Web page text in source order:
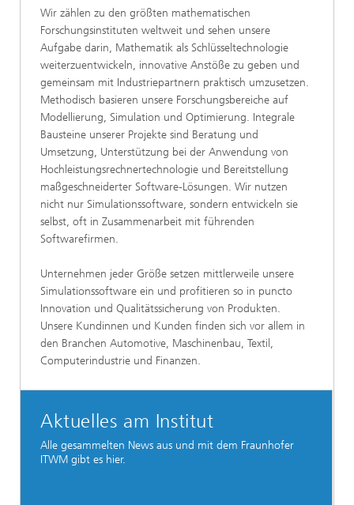
Wir zählen zu den größten mathematischen
Forschungsinstituten weltweit und sehen unsere
Aufgabe darin, Mathematik als Schlüsseltechnologie
weiterzuentwickeln, innovative Anstöße zu geben und
gemeinsam mit Industriepartnern praktisch umzusetzen.
Methodisch basieren unsere Forschungsbereiche auf
Modellierung, Simulation und Optimierung. Integrale
Bausteine unserer Projekte sind Beratung und
Umsetzung, Unterstützung bei der Anwendung von
Hochleistungsrechnertechnologie und Bereitstellung
maßgeschneiderter Software-Lösungen. Wir nutzen
nicht nur Simulationssoftware, sondern entwickeln sie
selbst, oft in Zusammenarbeit mit führenden
Softwarefirmen.
Unternehmen jeder Größe setzen mittlerweile unsere
Simulationssoftware ein und profitieren so in puncto
Innovation und Qualitätssicherung von Produkten.
Unsere Kundinnen und Kunden finden sich vor allem in
den Branchen Automotive, Maschinenbau, Textil,
Computerindustrie und Finanzen.
Aktuelles am Institut
Alle gesammelten News aus und mit dem Fraunhofer
ITWM gibt es hier.